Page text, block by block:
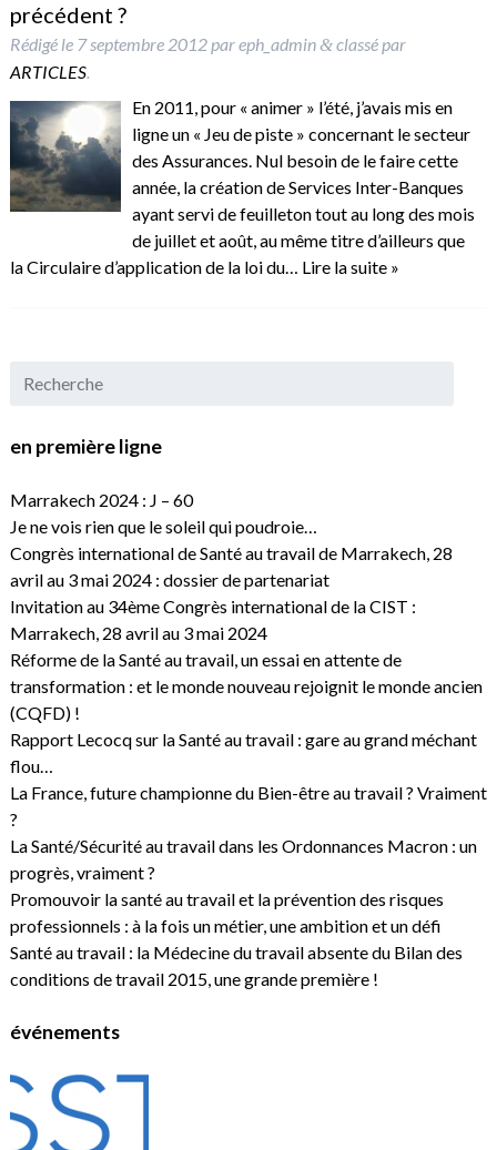
précédent ?
Rédigé le 7 septembre 2012pareph_admin &classé par
ARTICLES.
En 2011, pour « animer » l’été, j’avais mis en
ligne un « Jeu de piste » concernant le secteur
des Assurances. Nul besoin de le faire cette
année, la création de Services Inter-Banques
ayant servi de feuilleton tout au long des mois
de juillet et août, au même titre d’ailleurs que
la Circulaire d’application de la loi du… Lire la suite »
en première ligne
Marrakech 2024 : J – 60
Je ne vois rien que le soleil qui poudroie…
Congrès international de Santé au travail de Marrakech, 28
avril au 3 mai 2024 : dossier de partenariat
Invitation au 34ème Congrès international de la CIST :
Marrakech, 28 avril au 3 mai 2024
Réforme de la Santé au travail, un essai en attente de
transformation : et le monde nouveau rejoignit le monde ancien
(CQFD) !
Rapport Lecocq sur la Santé au travail : gare au grand méchant
flou…
La France, future championne du Bien-être au travail ? Vraiment
?
La Santé/Sécurité au travail dans les Ordonnances Macron : un
progrès, vraiment ?
Promouvoir la santé au travail et la prévention des risques
professionnels : à la fois un métier, une ambition et un défi
Santé au travail : la Médecine du travail absente du Bilan des
conditions de travail 2015, une grande première !
événements